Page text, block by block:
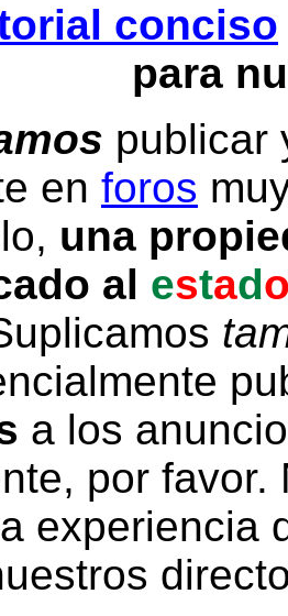
conciso
para
publicar
en foros
una
al estad
a los
por
experiencia